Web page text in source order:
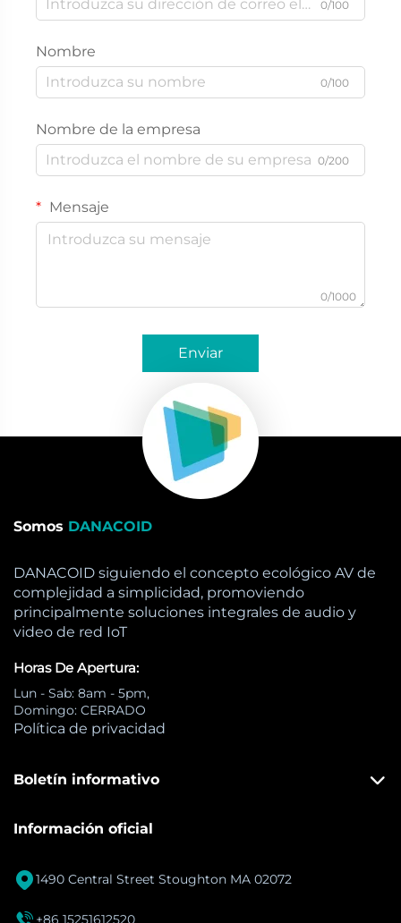
0/100
Nombre
0/100
Nombre de la empresa
0/200
Mensaje
0/1000
Enviar
Somos DANACOID
DANACOID siguiendo el concepto ecológico AV de
complejidad a simplicidad, promoviendo
principalmente soluciones integrales de audio y
video de red IoT
Horas De Apertura:
Lun - Sab: 8am - 5pm,
Domingo: CERRADO
Política de privacidad
Boletín informativo
Información oficial
1490 Central Street Stoughton MA 02072
+86 15251612520